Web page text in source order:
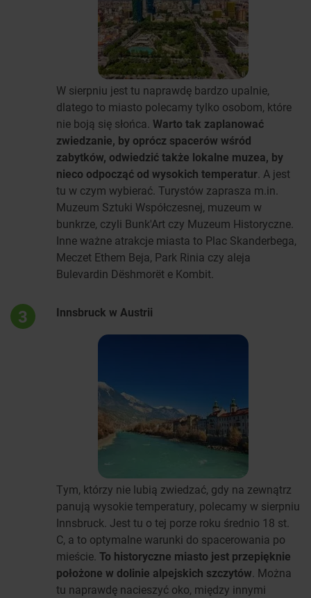
W sierpniu jest tu naprawdę bardzo upalnie,
dlatego to miasto polecamy tylko osobom, które
nie boją się słońca. Warto tak zaplanować
zwiedzanie, by oprócz spacerów wśród
zabytków, odwiedzić także lokalne muzea, by
nieco odpocząć od wysokich temperatur. A jest
tu w czym wybierać. Turystów zaprasza m.in.
Muzeum Sztuki Współczesnej, muzeum w
bunkrze, czyli Bunk'Art czy Muzeum Historyczne.
Inne ważne atrakcje miasta to Plac Skanderbega,
Meczet Ethem Beja, Park Rinia czy aleja
Bulevardin Dëshmorët e Kombit.
3 Innsbruck w Austrii
Tym, którzy nie lubią zwiedzać, gdy na zewnątrz
panują wysokie temperatury, polecamy w sierpniu
Innsbruck. Jest tu o tej porze roku średnio 18 st.
C, a to optymalne warunki do spacerowania po
mieście. To historyczne miasto jest przepięknie
położone w dolinie alpejskich szczytów. Można
tu naprawdę nacieszyć oko, między innymi